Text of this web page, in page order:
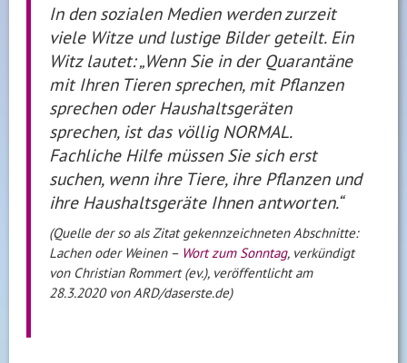
In den sozialen Medien werden zurzeit
viele Witze und lustige Bilder geteilt. Ein
Witz lautet: „Wenn Sie in der Quarantäne
mit Ihren Tieren sprechen, mit Pflanzen
sprechen oder Haushaltsgeräten
sprechen, ist das völlig NORMAL.
Fachliche Hilfe müssen Sie sich erst
suchen, wenn ihre Tiere, ihre Pflanzen und
ihre Haushaltsgeräte Ihnen antworten.“
(Quelle der so als Zitat gekennzeichneten Abschnitte:
Lachen oder Weinen – Wort zum Sonntag, verkündigt
von Christian Rommert (ev.), veröffentlicht am
28.3.2020 von ARD/daserste.de)